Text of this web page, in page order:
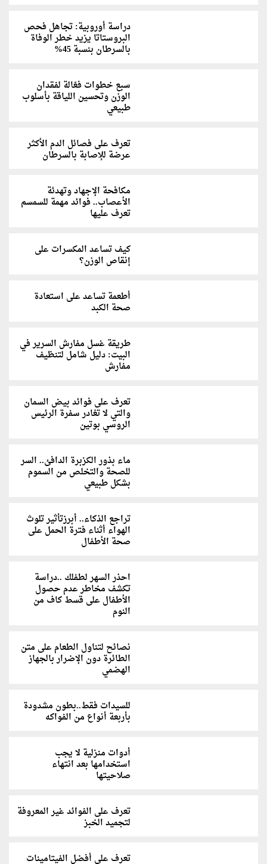
دراسة أوروبية: تجاهل فحص
البروستاتا يزيد خطر الوفاة
بالسرطان بنسبة 45%
سبع خطوات فعّالة لفقدان
الوزن وتحسين اللياقة بأسلوب
طبيعي
تعرف على فصائل الدم الأكثر
عرضة للإصابة بالسرطان
مكافحة الإجهاد وتهدئة
الأعصاب.. فوائد مهمة للسمسم
تعرف عليها
كيف تساعد المكسرات على
إنقاص الوزن؟
أطعمة تساعد على استعادة
صحة الكبد
طريقة غسل مفارش السرير في
البيت: دليل شامل لتنظيف
مفارش
تعرف على فوائد بيض السمان
والتي لا تغادر سفرة الرئيس
الروسي بوتين
ماء بذور الكزبرة الدافئ.. السر
للصحة والتخلص من السموم
بشكل طبيعي
تراجع الذكاء.. أبرزتأثير تلوث
الهواء أثناء فترة الحمل على
صحة الأطفال
احذر السهر لطفلك ..دراسة
تكشف مخاطر عدم حصول
الأطفال على قسط كاف من
النوم
نصائح لتناول الطعام على متن
الطائرة دون الإضرار بالجهاز
الهضمي
للسيدات فقط..بطون مشدودة
بأربعة أنواع من الفواكه
أدوات منزلية لا يجب
استخدامها بعد انتهاء
صلاحيتها
تعرف على الفوائد غير المعروفة
لتجميد الخبز
تعرف على أفضل الفيتامينات